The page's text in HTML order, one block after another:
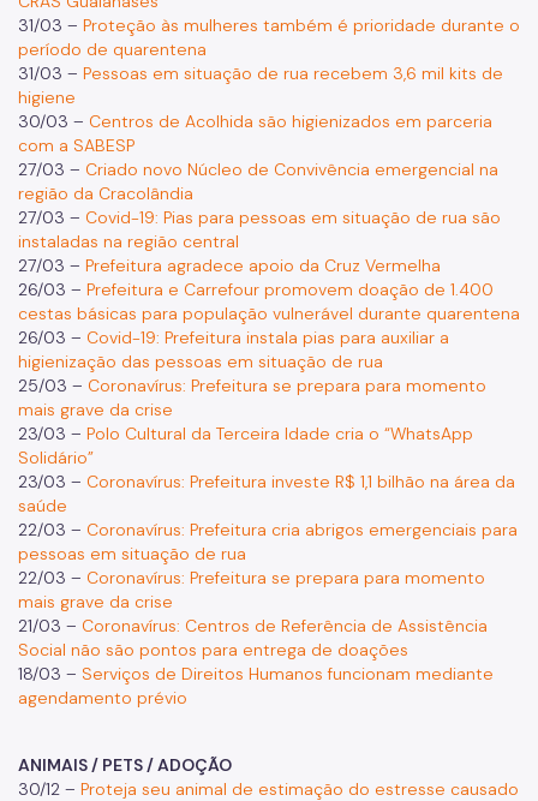
31/03 – Proteção às mulheres também é prioridade durante o
período de quarentena
31/03 – Pessoas em situação de rua recebem 3,6 mil kits de
higiene
30/03 – Centros de Acolhida são higienizados em parceria
com a SABESP
27/03 – Criado novo Núcleo de Convivência emergencial na
região da Cracolândia
27/03 – Covid-19: Pias para pessoas em situação de rua são
instaladas na região central
27/03 – Prefeitura agradece apoio da Cruz Vermelha
26/03 – Prefeitura e Carrefour promovem doação de 1.400
cestas básicas para população vulnerável durante quarentena
26/03 – Covid-19: Prefeitura instala pias para auxiliar a
higienização das pessoas em situação de rua
25/03 – Coronavírus: Prefeitura se prepara para momento
mais grave da crise
23/03 – Polo Cultural da Terceira Idade cria o “WhatsApp
Solidário”
23/03 – Coronavírus: Prefeitura investe R$ 1,1 bilhão na área da
saúde
22/03 – Coronavírus: Prefeitura cria abrigos emergenciais para
pessoas em situação de rua
22/03 – Coronavírus: Prefeitura se prepara para momento
mais grave da crise
21/03 – Coronavírus: Centros de Referência de Assistência
Social não são pontos para entrega de doações
18/03 – Serviços de Direitos Humanos funcionam mediante
agendamento prévio
ANIMAIS / PETS / ADOÇÃO
30/12 – Proteja seu animal de estimação do estresse causado